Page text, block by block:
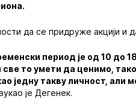
да се придруже акцији и
период је од 10 до
то умети да ценимо,
једну такву личност, али
је Дегенек.